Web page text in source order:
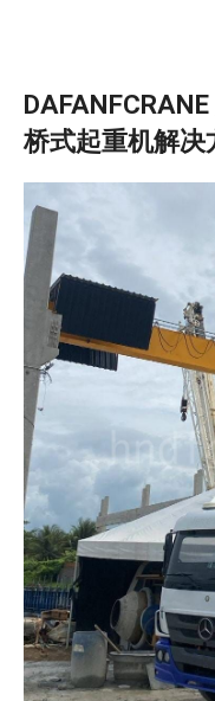
桥式起重机解决